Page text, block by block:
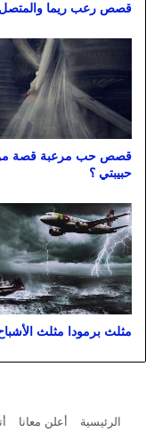
قصص رعب ريما
قصص حب مرعبة قصة
حبيبتي ؟
مثلث برمودا مثلث
الرئيسية أعلن معانا